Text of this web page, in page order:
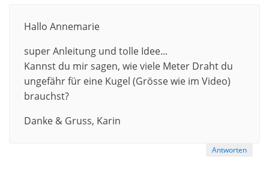
Hallo Annemarie
super Anleitung und tolle Idee...
Kannst du mir sagen, wie viele Meter Draht du
ungefähr für eine Kugel (Grösse wie im Video)
brauchst?
Danke & Gruss, Karin
Antworten